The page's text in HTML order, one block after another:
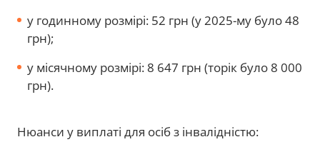
у годинному розмірі: 52 грн (у 2025-му було 48
грн);
у місячному розмірі: 8 647 грн (торік було 8 000
грн).
Нюанси у виплаті для осіб з інвалідністю: